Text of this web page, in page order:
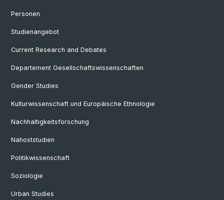
Personen
Studienangebot
Current Research and Debates
Departement Gesellschaftswissenschaften
Gender Studies
Kulturwissenschaft und Europäische Ethnologie
Nachhaltigkeitsforschung
Nahoststudien
Politikwissenschaft
Soziologie
Urban Studies